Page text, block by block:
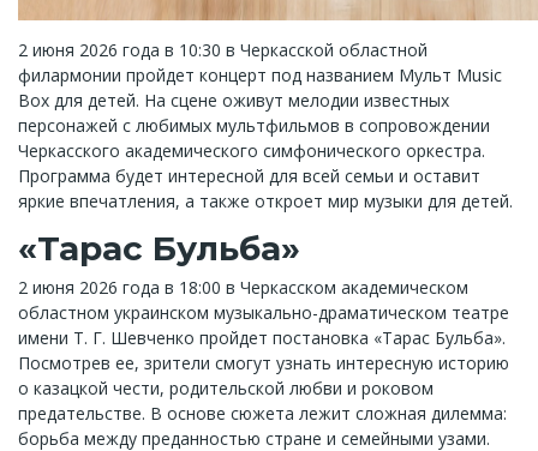
2 июня 2026 года в 10:30 в Черкасской областной
филармонии пройдет концерт под названием Мульт Music
Box для детей. На сцене оживут мелодии известных
персонажей с любимых мультфильмов в сопровождении
Черкасского академического симфонического оркестра.
Программа будет интересной для всей семьи и оставит
яркие впечатления, а также откроет мир музыки для детей.
«Тарас Бульба»
2 июня 2026 года в 18:00 в Черкасском академическом
областном украинском музыкально-драматическом театре
имени Т. Г. Шевченко пройдет постановка «Тарас Бульба».
Посмотрев ее, зрители смогут узнать интересную историю
о казацкой чести, родительской любви и роковом
предательстве. В основе сюжета лежит сложная дилемма:
борьба между преданностью стране и семейными узами.